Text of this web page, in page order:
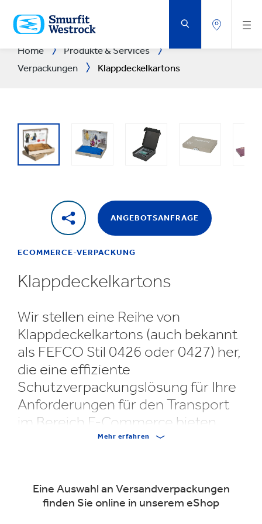
HAUPTINHALT
SPRINGEN
Home
Produkte & Services
Verpackungen
Klappdeckelkartons
ANGEBOTSANFRAGE
ECOMMERCE-VERPACKUNG
Klappdeckelkartons
Wir stellen eine Reihe von
Klappdeckelkartons (auch bekannt
als FEFCO Stil 0426 oder 0427) her,
die eine effiziente
Schutzverpackungslösung für Ihre
Anforderungen für den Transport
im Bereich E-Commerce bieten.
schnell und einfach zusammenbauen. Da die
Klappdeckelkartons selbstverschließend sind, ist nur
Mehr erfahren
Eine Auswahl an Versandverpackungen
finden Sie online in unserem eShop